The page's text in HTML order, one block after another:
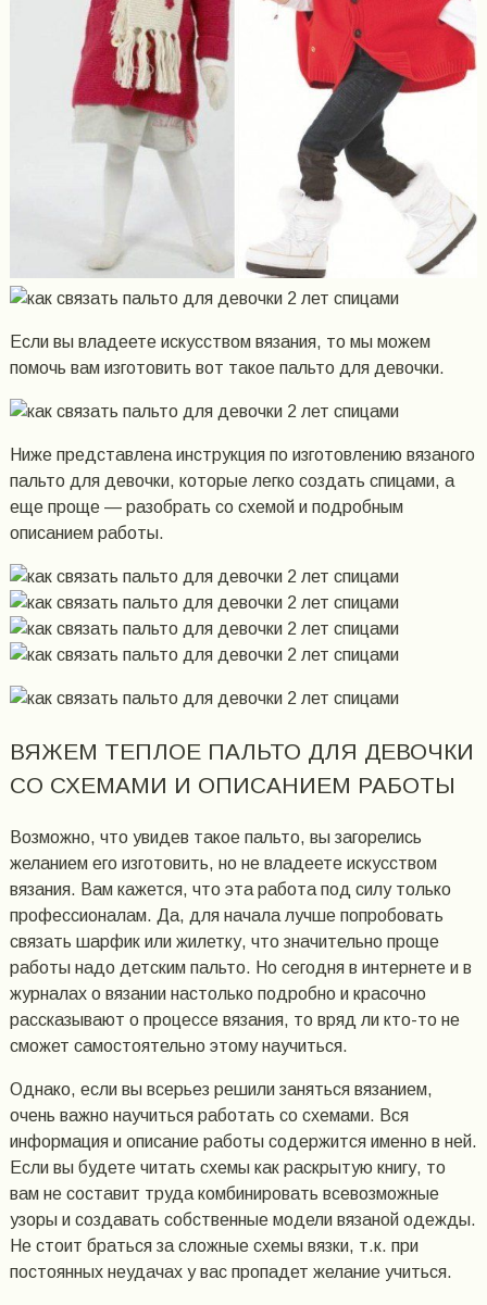
Если вы владеете искусством вязания, то мы можем
помочь вам изготовить вот такое пальто для девочки.
Ниже представлена инструкция по изготовлению вязаного
пальто для девочки, которые легко создать спицами, а
еще проще — разобрать со схемой и подробным
описанием работы.
ВЯЖЕМ ТЕПЛОЕ ПАЛЬТО ДЛЯ ДЕВОЧКИ
СО СХЕМАМИ И ОПИСАНИЕМ РАБОТЫ
Возможно, что увидев такое пальто, вы загорелись
желанием его изготовить, но не владеете искусством
вязания. Вам кажется, что эта работа под силу только
профессионалам. Да, для начала лучше попробовать
связать шарфик или жилетку, что значительно проще
работы надо детским пальто. Но сегодня в интернете и в
журналах о вязании настолько подробно и красочно
рассказывают о процессе вязания, то вряд ли кто-то не
сможет самостоятельно этому научиться.
Однако, если вы всерьез решили заняться вязанием,
очень важно научиться работать со схемами. Вся
информация и описание работы содержится именно в ней.
Если вы будете читать схемы как раскрытую книгу, то
вам не составит труда комбинировать всевозможные
узоры и создавать собственные модели вязаной одежды.
Не стоит браться за сложные схемы вязки, т.к. при
постоянных неудачах у вас пропадет желание учиться.